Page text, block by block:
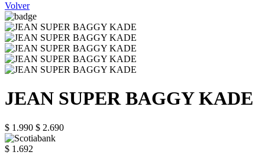
Volver
JEAN SUPER BAGGY KADE
$ 1.990 $ 2.690
$ 1.692